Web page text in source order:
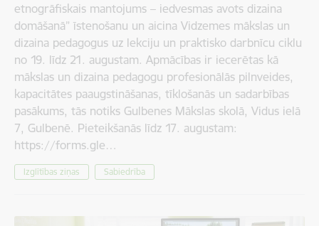
etnogrāfiskais mantojums – iedvesmas avots dizaina
domāšanā” īstenošanu un aicina Vidzemes mākslas un
dizaina pedagogus uz lekciju un praktisko darbnīcu ciklu
no 19. līdz 21. augustam. Apmācības ir iecerētas kā
mākslas un dizaina pedagogu profesionālās pilnveides,
kapacitātes paaugstināšanas, tīklošanās un sadarbības
pasākums, tās notiks Gulbenes Mākslas skolā, Vidus ielā
7, Gulbenē. Pieteikšanās līdz 17. augustam:
https://forms.gle…
Izglītības ziņas Sabiedrība